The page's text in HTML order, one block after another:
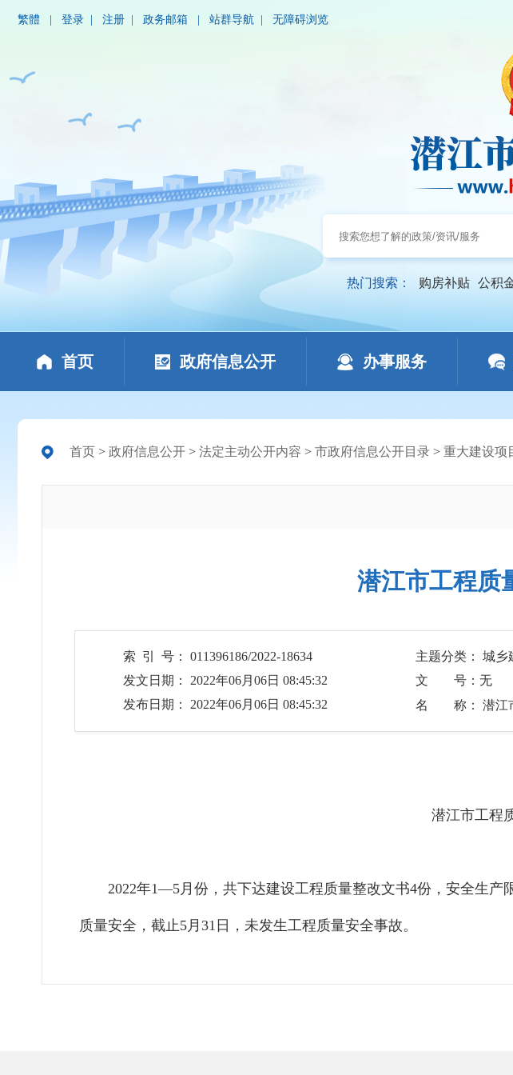
繁體 登录 注册 政务邮箱 站群导航 无障碍浏览
热门搜索： 购房补贴 公积
首页 政府信息公开 办事服务
首页 > 政府信息公开 > 法定主动公开内容 > 市政府信息公开目录 > 重大建设项
潜江市工程质
索 引 号： 011396186/2022-18634 主题分类： 城乡
发文日期： 2022年06月06日 08:45:32
文 号：无
发布日期： 2022年06月06日 08:45:32
名 称： 潜江市
潜江市工程
2022年1—5月份，共下达建设工程质量整改文书4份，安全生产
质量安全，截止5月31日，未发生工程质量安全事故。